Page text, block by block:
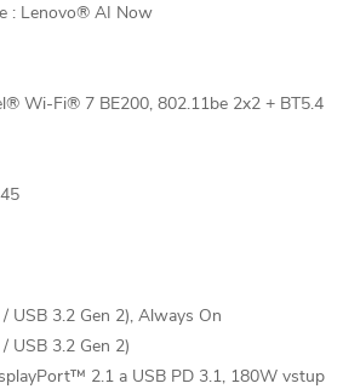
: Lenovo® AI Now
Wi-Fi® 7 BE200, 802.11be 2x2 + BT5.4
USB 3.2 Gen 2), Always On
USB 3.2 Gen 2)
2.1 a USB PD 3.1, 180W vstup